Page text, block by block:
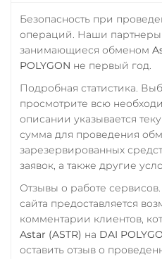
Безопасность при
операций. Наши
занимающиеся обменом
POLYGON не первый год.
Подробная статистика.
просмотрите всю
описании указывается
сумма для проведения
зарезервированных
заявок, а также другие
Отзывы о работе
сайта предоставляется
комментарии клиентов,
Astar (ASTR) на DAI
оставить отзыв о